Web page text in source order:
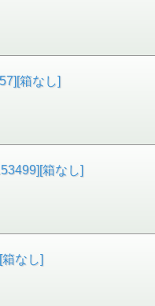
箱なし]
箱なし]
なし]